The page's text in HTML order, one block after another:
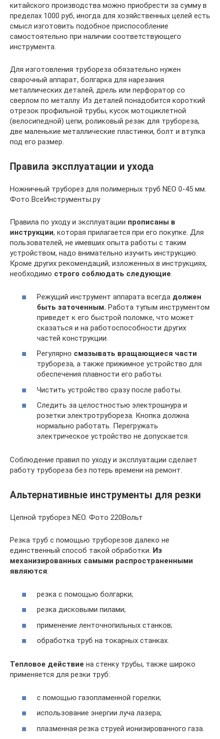
китайского производства можно приобрести за сумму в
пределах 1000 руб, иногда для хозяйственных целей есть
смысл изготовить подобное приспособление
самостоятельно при наличии соответствующего
инструмента.
Для изготовления трубореза обязательно нужен
сварочный аппарат, болгарка для нарезания
металлических деталей, дрель или перфоратор со
сверлом по металлу. Из деталей понадобится короткий
отрезок профильной трубы, кусок мотоциклетной
(велосипедной) цепи, роликовый резак для трубореза,
две маленькие металлические пластинки, болт и втулка
под его размер.
Правила эксплуатации и ухода
Ножничный труборез для полимерных труб NEO 0-45 мм.
Фото ВсеИнструменты.ру
Правила по уходу и эксплуатации прописаны в
инструкции, которая прилагается при его покупке. Для
пользователей, не имевших опыта работы с таким
устройством, надо внимательно изучить инструкцию.
Кроме других рекомендаций, изложенных в инструкциях,
необходимо строго соблюдать следующие.
Режущий инструмент аппарата всегда должен
быть заточенным. Работа тупым инструментом
приведет к его быстрой поломке, что может
сказаться и на работоспособности других
частей конструкции.
Регулярно смазывать вращающиеся части
трубореза, а также прижимное устройство для
обеспечения плавности его работы.
Чистить устройство сразу после работы.
Следить за целостностью электрошнура и
розетки электротрубореза. Кнопка должна
нормально работать. Перегружать
электрическое устройство не допускается.
Соблюдение правил по уходу и эксплуатации сделает
работу трубореза без потерь времени на ремонт.
Альтернативные инструменты для резки
Цепной труборез NEO. Фото 220Вольт
Резка труб с помощью труборезов далеко не
единственный способ такой обработки. Из
механизированных самыми распространенными
являются:
резка с помощью болгарки;
резка дисковыми пилами;
применение ленточнопильных станков;
обработка труб на токарных станках.
Тепловое действие на стенку трубы, также широко
применяется для резки труб:
с помощью газопламенной горелки;
использование энергии луча лазера;
плазменная резка струей ионизированного газа.